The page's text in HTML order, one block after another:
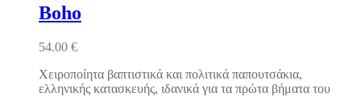
Boho
54.00 €
Χειροποίητα βαπτιστικά και πολιτικά παπουτσάκια,
ελληνικής κατασκευής, ιδανικά για τα πρώτα βήματα του